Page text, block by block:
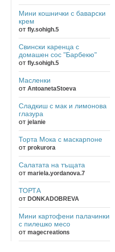
Мини кошнички с баварски
крем
от fly.sohigh.5
Свински каренца с
домашен сос "Барбекю"
от fly.sohigh.5
Масленки
от AntoanetaStoeva
Сладкиш с мак и лимонова
глазура
от jelanie
Торта Мока с маскарпоне
от prokurora
Салатата на тъщата
от mariela.yordanova.7
ТОРТА
от DONKADOBREVA
Мини картофени палачинки
с пилешко месо
от magecreations